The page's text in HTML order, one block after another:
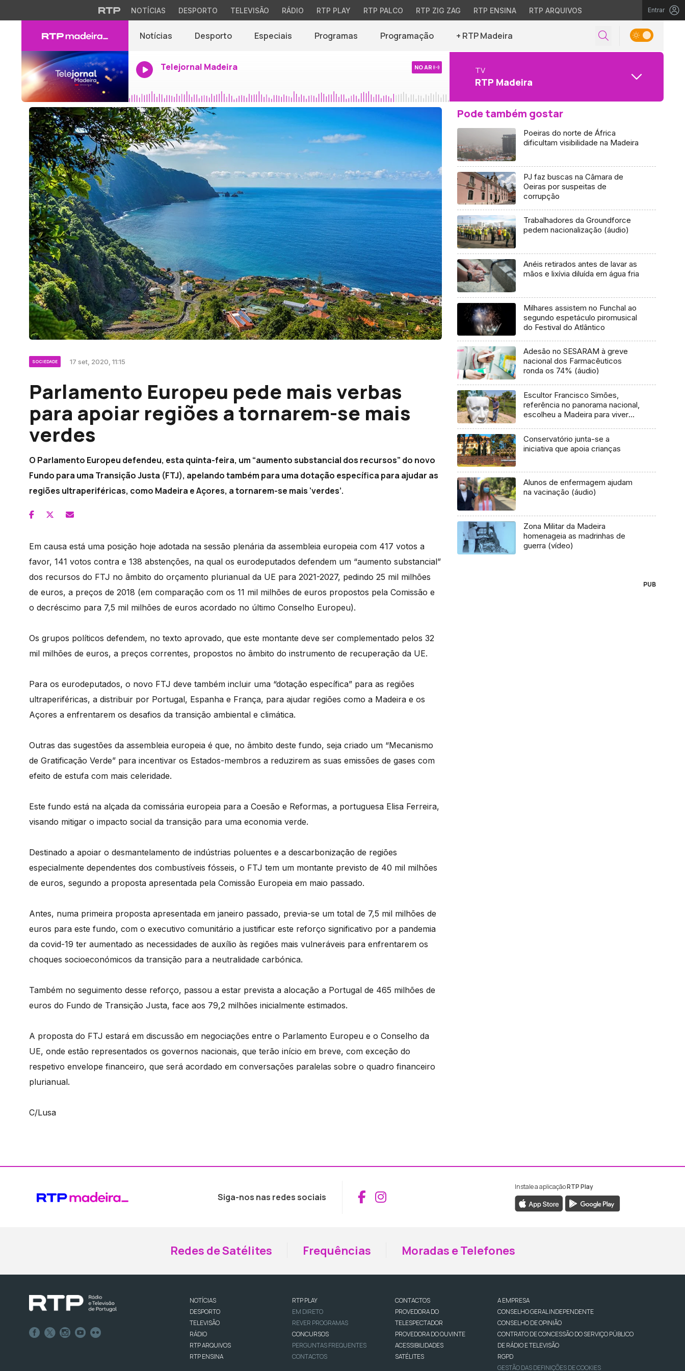
NOTÍCIAS DESPORTO TELEVISÃO RÁDIO RTP PLAY RTP PALCO RTP ZIG ZAG RTP ENSINA RTP ARQUIVOS Entrar
Notícias Desporto Especiais Programas Programação + RTP Madeira
Telejornal Madeira NO AR TV
RTP Madeira
SOCIEDADE 17 set, 2020, 11:15
Parlamento Europeu pede mais verbas
para apoiar regiões a tornarem-se mais
verdes
O Parlamento Europeu defendeu, esta quinta-feira, um “aumento substancial dos recursos” do novo
Fundo para uma Transição Justa (FTJ), apelando também para uma dotação específica para ajudar as
regiões ultraperiféricas, como Madeira e Açores, a tornarem-se mais ‘verdes’.
Em causa está uma posição hoje adotada na sessão plenária da assembleia europeia com 417 votos a
favor, 141 votos contra e 138 abstenções, na qual os eurodeputados defendem um “aumento substancial”
dos recursos do FTJ no âmbito do orçamento plurianual da UE para 2021-2027, pedindo 25 mil milhões
de euros, a preços de 2018 (em comparação com os 11 mil milhões de euros propostos pela Comissão e
o decréscimo para 7,5 mil milhões de euros acordado no último Conselho Europeu).
Os grupos políticos defendem, no texto aprovado, que este montante deve ser complementado pelos 32
mil milhões de euros, a preços correntes, propostos no âmbito do instrumento de recuperação da UE.
Para os eurodeputados, o novo FTJ deve também incluir uma “dotação específica” para as regiões
ultraperiféricas, a distribuir por Portugal, Espanha e França, para ajudar regiões como a Madeira e os
Açores a enfrentarem os desafios da transição ambiental e climática.
Outras das sugestões da assembleia europeia é que, no âmbito deste fundo, seja criado um “Mecanismo
de Gratificação Verde” para incentivar os Estados-membros a reduzirem as suas emissões de gases com
efeito de estufa com mais celeridade.
Este fundo está na alçada da comissária europeia para a Coesão e Reformas, a portuguesa Elisa Ferreira,
visando mitigar o impacto social da transição para uma economia verde.
Destinado a apoiar o desmantelamento de indústrias poluentes e a descarbonização de regiões
especialmente dependentes dos combustíveis fósseis, o FTJ tem um montante previsto de 40 mil milhões
de euros, segundo a proposta apresentada pela Comissão Europeia em maio passado.
Antes, numa primeira proposta apresentada em janeiro passado, previa-se um total de 7,5 mil milhões de
euros para este fundo, com o executivo comunitário a justificar este reforço significativo por a pandemia
da covid-19 ter aumentado as necessidades de auxílio às regiões mais vulneráveis para enfrentarem os
choques socioeconómicos da transição para a neutralidade carbónica.
Também no seguimento desse reforço, passou a estar prevista a alocação a Portugal de 465 milhões de
euros do Fundo de Transição Justa, face aos 79,2 milhões inicialmente estimados.
A proposta do FTJ estará em discussão em negociações entre o Parlamento Europeu e o Conselho da
UE, onde estão representados os governos nacionais, que terão início em breve, com exceção do
respetivo envelope financeiro, que será acordado em conversações paralelas sobre o quadro financeiro
plurianual.
C/Lusa
Pode também gostar
Poeiras do norte de África
dificultam visibilidade na Madeira
PJ faz buscas na Câmara de
Oeiras por suspeitas de
corrupção
Trabalhadores da Groundforce
pedem nacionalização (áudio)
Anéis retirados antes de lavar as
mãos e lixívia diluída em água fria
Milhares assistem no Funchal ao
segundo espetáculo piromusical
do Festival do Atlântico
Adesão no SESARAM à greve
nacional dos Farmacêuticos
ronda os 74% (áudio)
Escultor Francisco Simões,
referência no panorama nacional,
escolheu a Madeira para viver
Conservatório junta-se a
iniciativa que apoia crianças
Alunos de enfermagem ajudam
na vacinação (áudio)
Zona Militar da Madeira
homenageia as madrinhas de
guerra (vídeo)
PUB
Siga-nos nas redes sociais Aceder ao Facebook da RTP Madeira
Aceder ao Instagram da RTP Madeira
Instale a aplicaçãoRTP Play
Redes de Satélites Frequências Moradas e Telefones
NOTÍCIAS
DESPORTO
TELEVISÃO
RÁDIO
RTP ARQUIVOS
RTP ENSINA
RTP PLAY
EM DIRETO
REVER PROGRAMAS
CONCURSOS
PERGUNTAS FREQUENTES
CONTACTOS
CONTACTOS
PROVEDORA DO
TELESPECTADOR
PROVEDORA DO OUVINTE
ACESSIBILIDADES
SATÉLITES
A EMPRESA
CONSELHO GERAL INDEPENDENTE
CONSELHO DE OPINIÃO
CONTRATO DE CONCESSÃO DO SERVIÇO PÚBLICO
DE RÁDIO E TELEVISÃO
RGPD
GESTÃO DAS DEFINIÇÕES DE COOKIES